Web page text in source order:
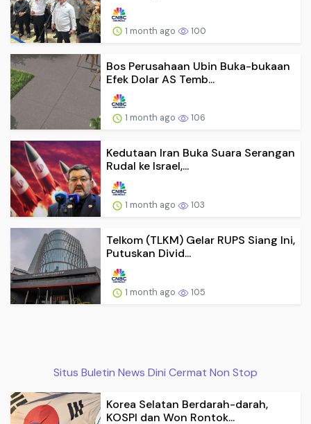
1 month ago 100
Bos Perusahaan Ubin Buka-bukaan
Efek Dolar AS Temb...
1 month ago 106
Kedutaan Iran Buka Suara Serangan
Rudal ke Israel,...
1 month ago 103
Telkom (TLKM) Gelar RUPS Siang Ini,
Putuskan Divid...
1 month ago 105
Situs Buletin News Dini Cermat Non Stop
Korea Selatan Berdarah-darah,
KOSPI dan Won Rontok...